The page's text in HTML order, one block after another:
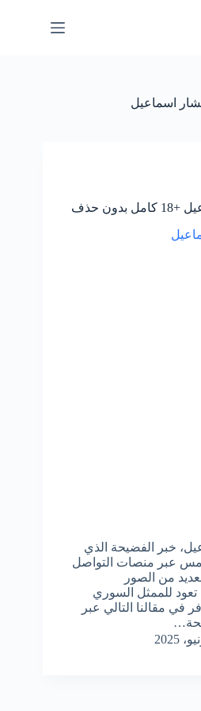
اسماعيل
حذف
خبر الفضيحة الذي
عبر منصات التواصل
من الصور
تعود للممثل السوري
مقالنا التالي عبر